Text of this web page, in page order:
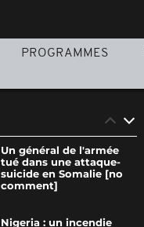
PROGRAMMES
Un général de l'armée
tué dans une attaque-
suicide en Somalie [no
comment]
Nigeria : un incendie